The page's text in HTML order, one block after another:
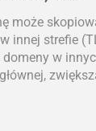
może
innej strefie
w